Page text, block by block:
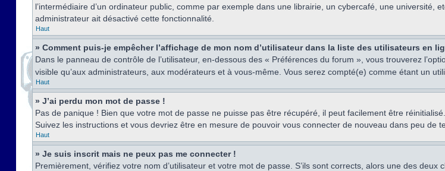
l’intermédiaire d’un ordinateur public, comme par exemple dans une librairie, un cybercafé, une université,
administrateur ait désactivé cette fonctionnalité.
Haut
» Comment puis-je empêcher l’affichage de mon nom d’utilisateur dans la liste des utilisateurs en
Dans le panneau de contrôle de l’utilisateur, en-dessous des « Préférences du forum », vous trouverez
visible qu’aux administrateurs, aux modérateurs et à vous-même. Vous serez compté(e) comme étant un
Haut
» J’ai perdu mon mot de passe !
Pas de panique ! Bien que votre mot de passe ne puisse pas être récupéré, il peut facilement être
Suivez les instructions et vous devriez être en mesure de pouvoir vous connecter de nouveau dans peu de
Haut
» Je suis inscrit mais ne peux pas me connecter !
Premièrement, vérifiez votre nom d’utilisateur et votre mot de passe. S’ils sont corrects, alors une des